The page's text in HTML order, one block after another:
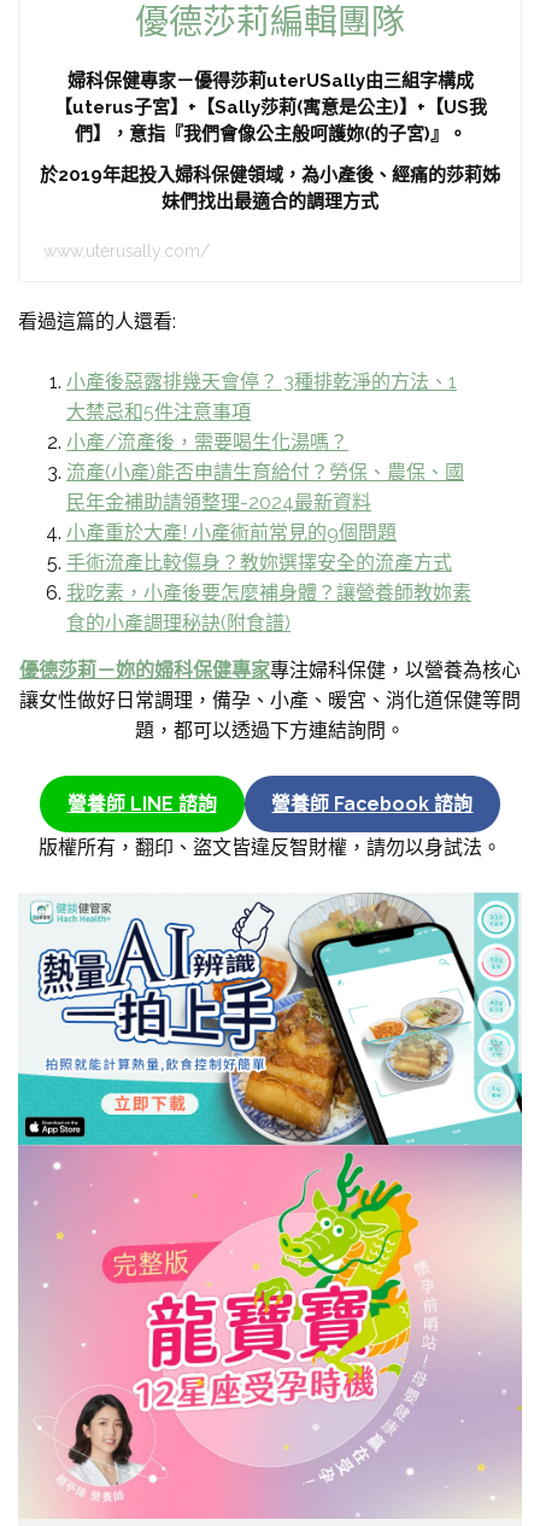
優德莎莉編輯團隊
婦科保健專家－優得莎莉uterUSally由三組字構成
【uterus子宮】+【Sally莎莉(寓意是公主)】+【US我
們】，意指『我們會像公主般呵護妳(的子宮)』。
於2019年起投入婦科保健領域，為小產後、經痛的莎莉姊
妹們找出最適合的調理方式
www.uterusally.com/
看過這篇的人還看:
小產後惡露排幾天會停？ 3種排乾淨的方法、1
大禁忌和5件注意事項
小產/流產後，需要喝生化湯嗎？
流產(小產)能否申請生育給付？勞保、農保、國
民年金補助請領整理-2024最新資料
小產重於大產! 小產術前常見的9個問題
手術流產比較傷身？教妳選擇安全的流產方式
我吃素，小產後要怎麼補身體？讓營養師教妳素
食的小產調理秘訣(附食譜)
優德莎莉－妳的婦科保健專家專注婦科保健，以營養為核心
讓女性做好日常調理，備孕、小產、暖宮、消化道保健等問
題，都可以透過下方連結詢問。
營養師 LINE 諮詢
營養師 Facebook 諮詢
版權所有，翻印、盜文皆違反智財權，請勿以身試法。